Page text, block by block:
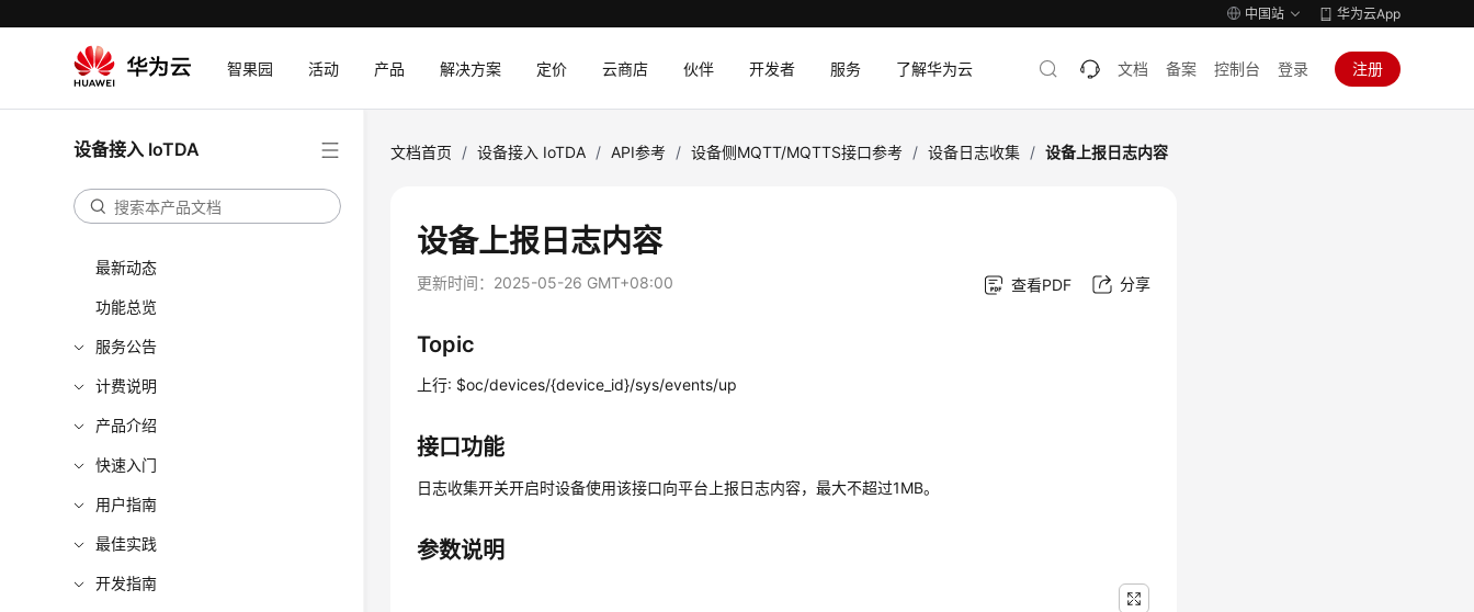
中国站 华为云App
智果园 活动 产品 解决方案 定价 云商店 伙伴 开发者 服务 了解华为云 文档 备案 控制台 登录 注册
设备接入 IoTDA
最新动态
功能总览
服务公告
计费说明
产品介绍
快速入门
用户指南
最佳实践
开发指南
文档首页 / 设备接入 IoTDA / API参考 / 设备侧MQTT/MQTTS接口参考 / 设备日志收集 / 设备上报日志内容
设备上报日志内容
更新时间： 2025-05-26 GMT+08:00 查看PDF 分享
Topic
上行: $oc/devices/{device_id}/sys/events/up
接口功能
日志收集开关开启时设备使用该接口向平台上报日志内容，最大不超过1MB。
参数说明